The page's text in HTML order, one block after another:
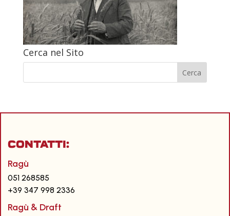
Cerca nel Sito
CONTATTI:
Ragù
051 268585
+39 347 998 2336
Ragù & Draft